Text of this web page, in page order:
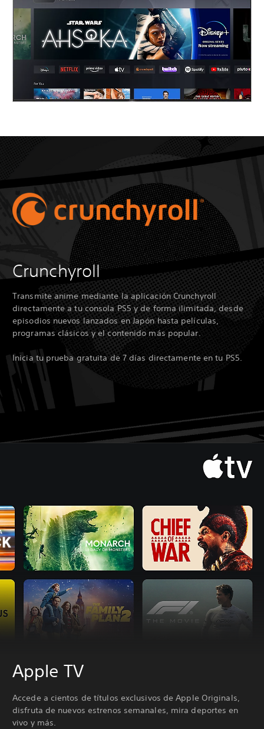
Crunchyroll
Transmite anime mediante la aplicación Crunchyroll
directamente a tu consola PS5 y de forma ilimitada, desde
episodios nuevos lanzados en Japón hasta películas,
programas clásicos y el contenido más popular.
Inicia tu prueba gratuita de 7 días directamente en tu PS5.
Apple TV
Accede a cientos de títulos exclusivos de Apple Originals,
disfruta de nuevos estrenos semanales, mira deportes en
vivo y más.